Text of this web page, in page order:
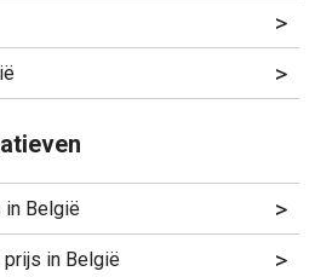
>
>
in België >
prijs in België >